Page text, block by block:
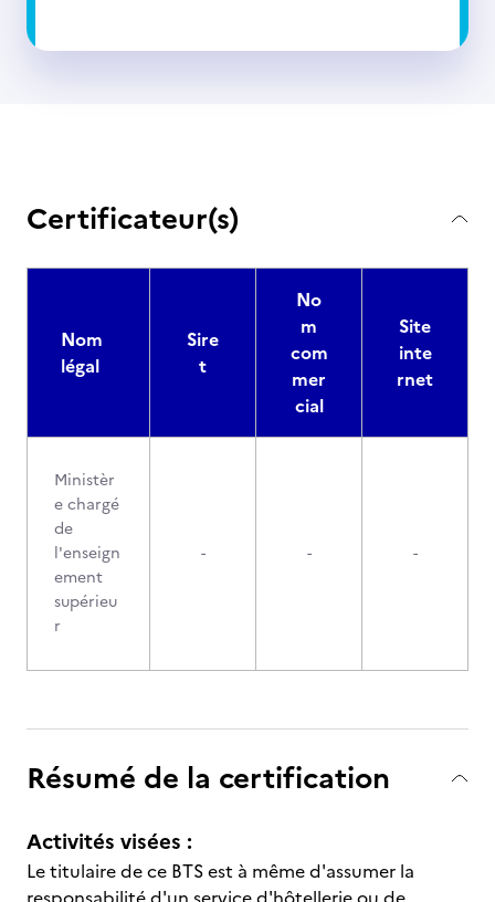
Certificateur(s)
Nom
légal
Sire
t
No
m
com
mer
cial
Site
inte
rnet
Ministèr
e chargé
de
l'enseign
ement
supérieu
r
- - -
Résumé de la certification
Activités visées :
Le titulaire de ce BTS est à même d'assumer la